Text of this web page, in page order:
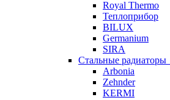
Royal Thermo
Теплоприбор
BILUX
Germanium
SIRA
Стальные радиаторы
Arbonia
Zehnder
KERMI